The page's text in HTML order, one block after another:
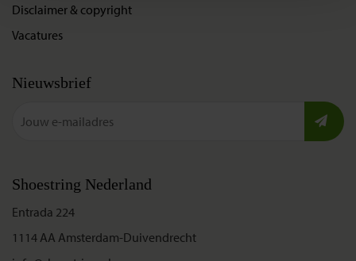
Disclaimer & copyright
Vacatures
Nieuwsbrief
Shoestring Nederland
Entrada 224
1114 AA Amsterdam-Duivendrecht